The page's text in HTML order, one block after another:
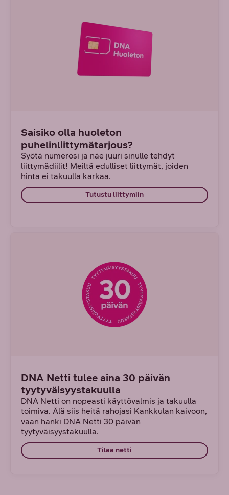
Saisiko olla huoleton
puhelinliittymätarjous?
Syötä numerosi ja näe juuri sinulle tehdyt
liittymädiilit! Meiltä edulliset liittymät, joiden
hinta ei takuulla karkaa.
Tutustu liittymiin
DNA Netti tulee aina 30 päivän
tyytyväisyystakuulla
DNA Netti on nopeasti käyttövalmis ja takuulla
toimiva. Älä siis heitä rahojasi Kankkulan kaivoon,
vaan hanki DNA Netti 30 päivän
tyytyväisyystakuulla.
Tilaa netti